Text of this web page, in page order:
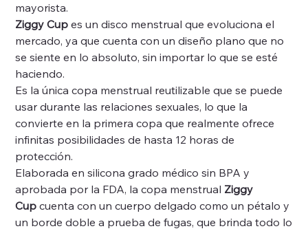
mayorista.
Ziggy Cupes un disco menstrual que evoluciona el
mercado, ya que cuenta con un diseño plano que no
se siente en lo absoluto, sin importar lo que se esté
haciendo.
Es la única copa menstrual reutilizable que se puede
usar durante las relaciones sexuales, lo que la
convierte en la primera copa que realmente ofrece
infinitas posibilidades de hasta 12 horas de
protección.
Elaborada en silicona grado médico sin BPA y
aprobada por la FDA, la copa menstrual Ziggy
Cupcuenta con un cuerpo delgado como un pétalo y
un borde doble a prueba de fugas, que brinda todo lo